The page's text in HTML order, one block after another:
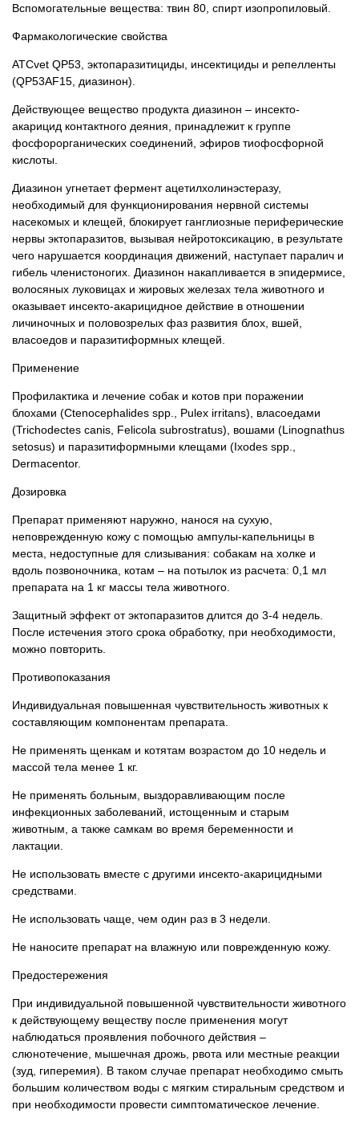
Вспомогательные вещества: твин 80, спирт изопропиловый.
Фармакологические свойства
ATCvet QP53, эктопаразитициды, инсектициды и репелленты
(QP53AF15, диазинон).
Действующее вещество продукта диазинон – инсекто-
акарицид контактного деяния, принадлежит к группе
фосфорорганических соединений, эфиров тиофосфорной
кислоты.
Диазинон угнетает фермент ацетилхолинэстеразу,
необходимый для функционирования нервной системы
насекомых и клещей, блокирует ганглиозные периферические
нервы эктопаразитов, вызывая нейротоксикацию, в результате
чего нарушается координация движений, наступает паралич и
гибель членистоногих. Диазинон накапливается в эпидермисе,
волосяных луковицах и жировых железах тела животного и
оказывает инсекто-акарицидное действие в отношении
личиночных и половозрелых фаз развития блох, вшей,
власоедов и паразитиформных клещей.
Применение
Профилактика и лечение собак и котов при поражении
блохами (Ctenocephalides spp., Pulex irritans), власоедами
(Trichodectes canis, Felicola subrostratus), вошами (Linognathus
setosus) и паразитиформными клещами (Ixodes spp.,
Dermacentor.
Дозировка
Препарат применяют наружно, нанося на сухую,
неповрежденную кожу с помощью ампулы-капельницы в
места, недоступные для слизывания: собакам на холке и
вдоль позвоночника, котам – на потылок из расчета: 0,1 мл
препарата на 1 кг массы тела животного.
Защитный эффект от эктопаразитов длится до 3-4 недель.
После истечения этого срока обработку, при необходимости,
можно повторить.
Противопоказания
Индивидуальная повышенная чувствительность животных к
составляющим компонентам препарата.
Не применять щенкам и котятам возрастом до 10 недель и
массой тела менее 1 кг.
Не применять больным, выздоравливающим после
инфекционных заболеваний, истощенным и старым
животным, а также самкам во время беременности и
лактации.
Не использовать вместе с другими инсекто-акарицидными
средствами.
Не использовать чаще, чем один раз в 3 недели.
Не наносите препарат на влажную или поврежденную кожу.
Предостережения
При индивидуальной повышенной чувствительности животного
к действующему веществу после применения могут
наблюдаться проявления побочного действия –
слюнотечение, мышечная дрожь, рвота или местные реакции
(зуд, гиперемия). В таком случае препарат необходимо смыть
большим количеством воды с мягким стиральным средством и
при необходимости провести симптоматическое лечение.